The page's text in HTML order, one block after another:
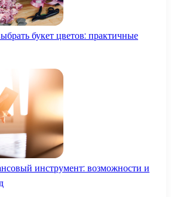
букет цветов: практичные
инструмент: возможности и